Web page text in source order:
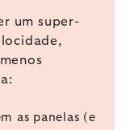
um super-
as panelas (e